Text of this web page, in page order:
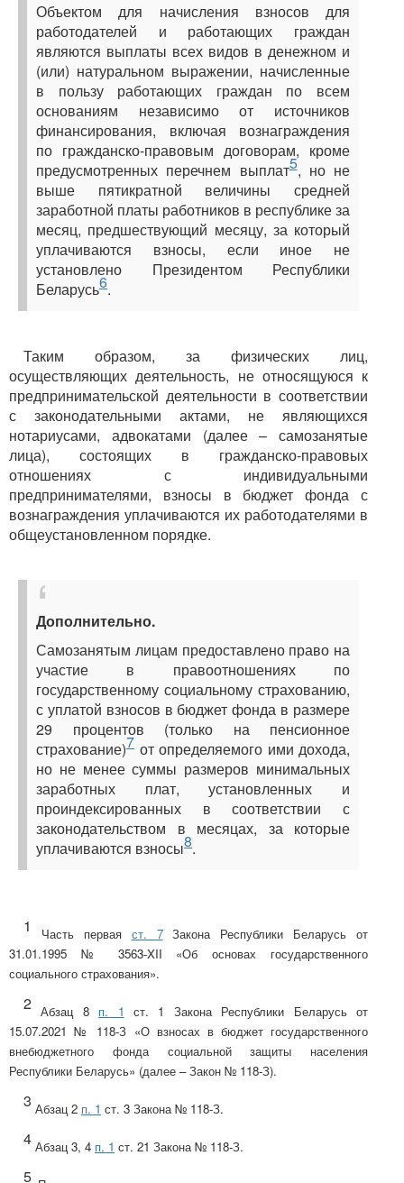
Объектом для начисления взносов для
работодателей и работающих граждан
являются выплаты всех видов в денежном и
(или) натуральном выражении, начисленные
в пользу работающих граждан по всем
основаниям независимо от источников
финансирования, включая вознаграждения
по гражданско-правовым договорам, кроме
предусмотренных перечнем выплат5, но не
выше пятикратной величины средней
заработной платы работников в республике за
месяц, предшествующий месяцу, за который
уплачиваются взносы, если иное не
установлено Президентом Республики
Беларусь6.
Таким образом, за физических лиц,
осуществляющих деятельность, не относящуюся к
предпринимательской деятельности в соответствии
с законодательными актами, не являющихся
нотариусами, адвокатами (далее – самозанятые
лица), состоящих в гражданско-правовых
отношениях с индивидуальными
предпринимателями, взносы в бюджет фонда с
вознаграждения уплачиваются их работодателями в
общеустановленном порядке.
Дополнительно.
Самозанятым лицам предоставлено право на
участие в правоотношениях по
государственному социальному страхованию,
с уплатой взносов в бюджет фонда в размере
29 процентов (только на пенсионное
страхование)7 от определяемого ими дохода,
но не менее суммы размеров минимальных
заработных плат, установленных и
проиндексированных в соответствии с
законодательством в месяцах, за которые
уплачиваются взносы8.
1 Часть первая ст. 7Закона Республики Беларусь от
31.01.1995 № 3563-XII «Об основах государственного
социального страхования».
2 Абзац 8 п. 1 ст. 1 Закона Республики Беларусь от
15.07.2021 № 118-З «О взносах в бюджет государственного
внебюджетного фонда социальной защиты населения
Республики Беларусь» (далее – Закон № 118-З).
3 Абзац 2 п. 1 ст. 3 Закона № 118-З.
4 Абзац 3, 4 п. 1 ст. 21 Закона № 118-З.
5